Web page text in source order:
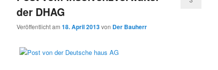
der DHAG
Veröffentlicht am18. April 2013von Der Bauherr